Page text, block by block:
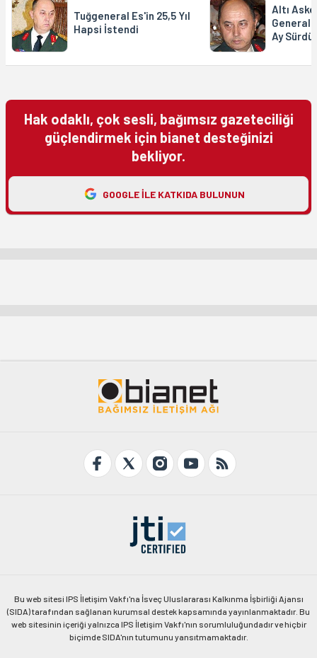
Tuğgeneral Es'in 25,5 Yıl
Hapsi İstendi
Altı
Ay Sürdü
Hak odaklı, çok sesli, bağımsız gazeteciliği
güçlendirmek için bianet desteğinizi
bekliyor.
GOOGLE ILE KATKIDA BULUNUN
Bu web sitesi IPS İletişim Vakfı'na İsveç Uluslararası Kalkınma İşbirliği Ajansı
(SIDA) tarafından sağlanan kurumsal destek kapsamında yayınlanmaktadır. Bu
web sitesinin içeriği yalnızca IPS İletişim Vakfı'nın sorumluluğundadır ve hiçbir
biçimde SIDA'nın tutumunu yansıtmamaktadır.